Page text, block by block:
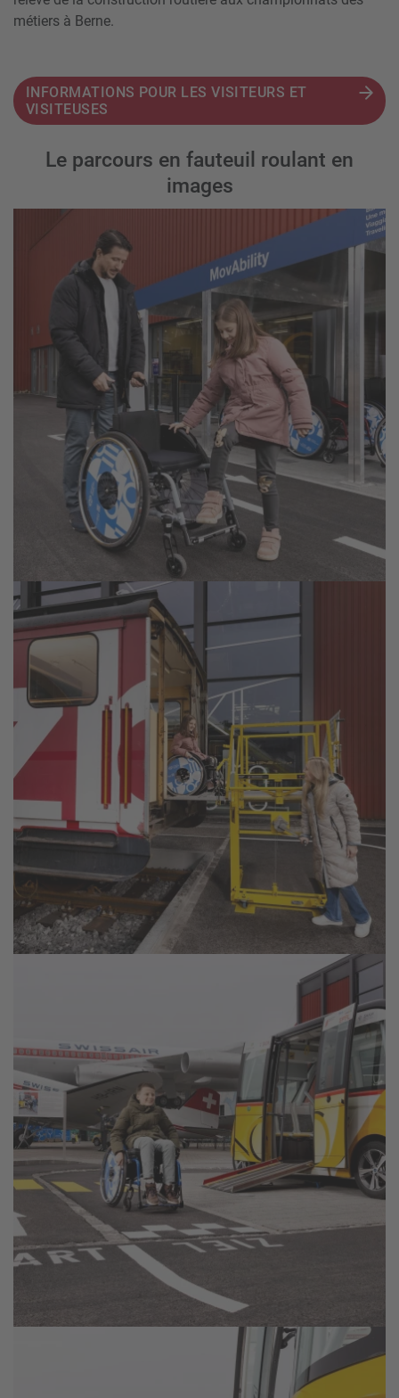
métiers à Berne.
INFORMATIONS POUR LES VISITEURS ET
VISITEUSES
Le parcours en fauteuil roulant en
images